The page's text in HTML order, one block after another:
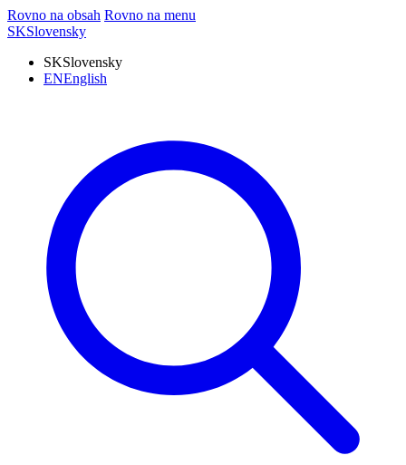
Rovno na obsah Rovno na menu
SKSlovensky
SKSlovensky
ENEnglish